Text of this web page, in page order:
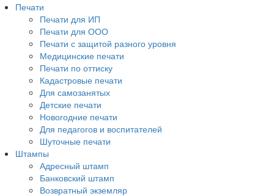
Печати
Печати для ИП
Печати для ООО
Печати с защитой разного уровня
Медицинские печати
Печати по оттиску
Кадастровые печати
Для самозанятых
Детские печати
Новогодние печати
Для педагогов и воспитателей
Шуточные печати
Штампы
Адресный штамп
Банковский штамп
Возвратный экземляр